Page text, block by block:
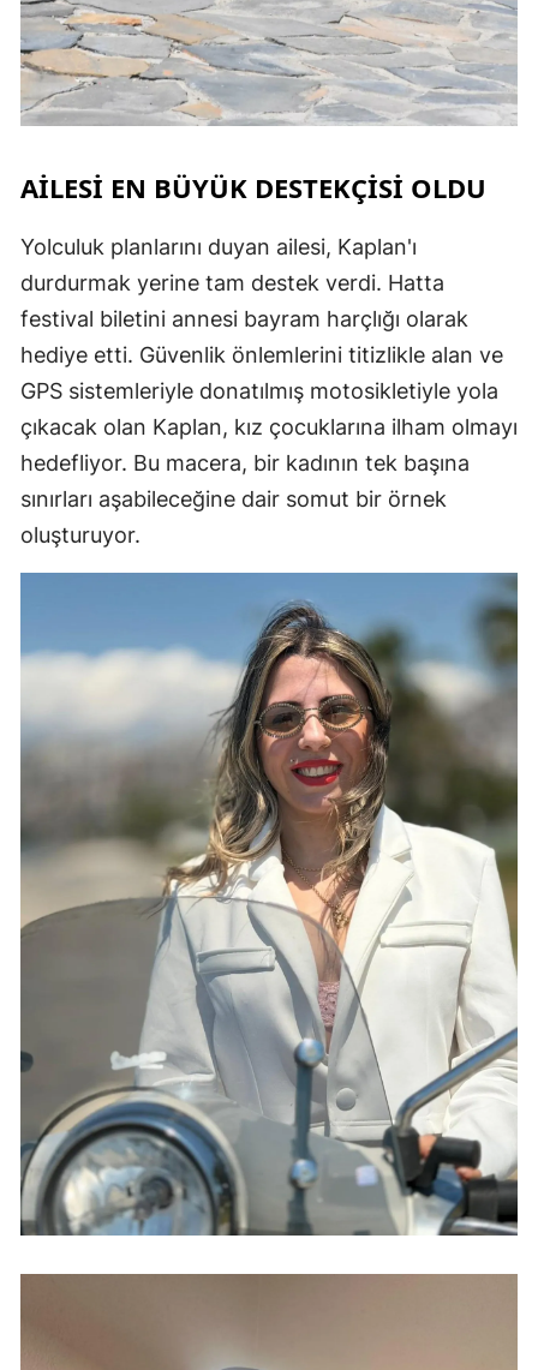
AİLESİ EN BÜYÜK DESTEKÇİSİ OLDU
Yolculuk planlarını duyan ailesi, Kaplan'ı
durdurmak yerine tam destek verdi. Hatta
festival biletini annesi bayram harçlığı olarak
hediye etti. Güvenlik önlemlerini titizlikle alan ve
GPS sistemleriyle donatılmış motosikletiyle yola
çıkacak olan Kaplan, kız çocuklarına ilham olmayı
hedefliyor. Bu macera, bir kadının tek başına
sınırları aşabileceğine dair somut bir örnek
oluşturuyor.